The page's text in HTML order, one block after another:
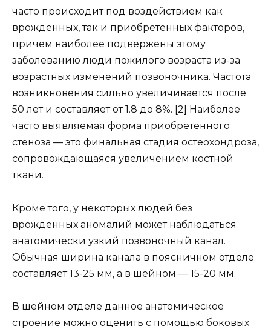
часто происходит под воздействием как
врожденных, так и приобретенных факторов,
причем наиболее подвержены этому
заболеванию люди пожилого возраста из-за
возрастных изменений позвоночника. Частота
возникновения сильно увеличивается после
50 лет и составляет от 1.8 до 8%. [2] Наиболее
часто выявляемая форма приобретенного
стеноза — это финальная стадия остеохондроза,
сопровождающаяся увеличением костной
ткани.
Кроме того, у некоторых людей без
врожденных аномалий может наблюдаться
анатомически узкий позвоночный канал.
Обычная ширина канала в поясничном отделе
составляет 13-25 мм, а в шейном — 15-20 мм.
В шейном отделе данное анатомическое
строение можно оценить с помощью боковых